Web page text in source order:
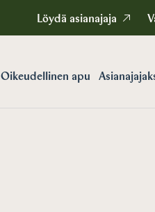
Löydä asianajaja
Oikeudellinen apu